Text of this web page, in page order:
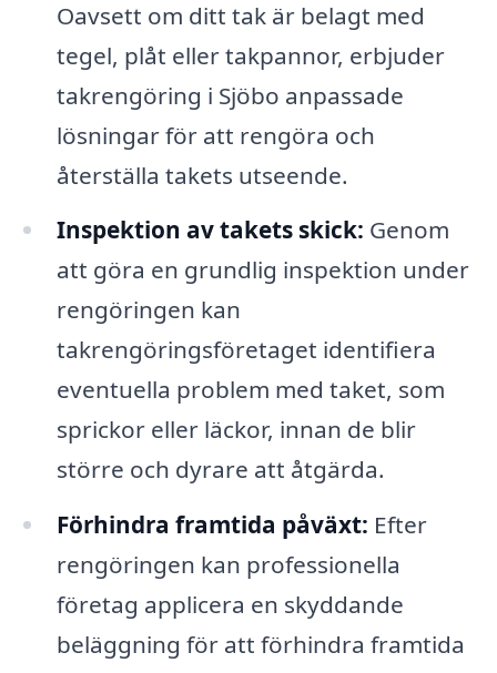
Oavsett om ditt tak är belagt med
tegel, plåt eller takpannor, erbjuder
takrengöring i Sjöbo anpassade
lösningar för att rengöra och
återställa takets utseende.
Inspektion av takets skick: Genom
att göra en grundlig inspektion under
rengöringen kan
takrengöringsföretaget identifiera
eventuella problem med taket, som
sprickor eller läckor, innan de blir
större och dyrare att åtgärda.
Förhindra framtida påväxt: Efter
rengöringen kan professionella
företag applicera en skyddande
beläggning för att förhindra framtida